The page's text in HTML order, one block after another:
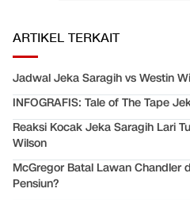
ARTIKEL TERKAIT
Jadwal Jeka Saragih vs Westin
INFOGRAFIS: Tale of The Tape
Reaksi Kocak Jeka Saragih Lari
Wilson
McGregor Batal Lawan Chandler
Pensiun?